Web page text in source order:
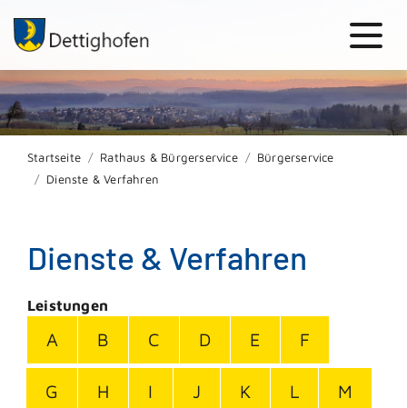
Startseite Rathaus & Bürgerservice
Bürgerservice
Dienste & Verfahren
Dienste & Verfahren
Leistungen
A B C D E F
G H I J K L M